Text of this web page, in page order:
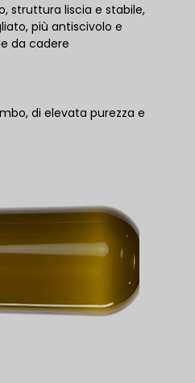
struttura liscia e stabile,
più antiscivolo e
da cadere
di elevata purezza e